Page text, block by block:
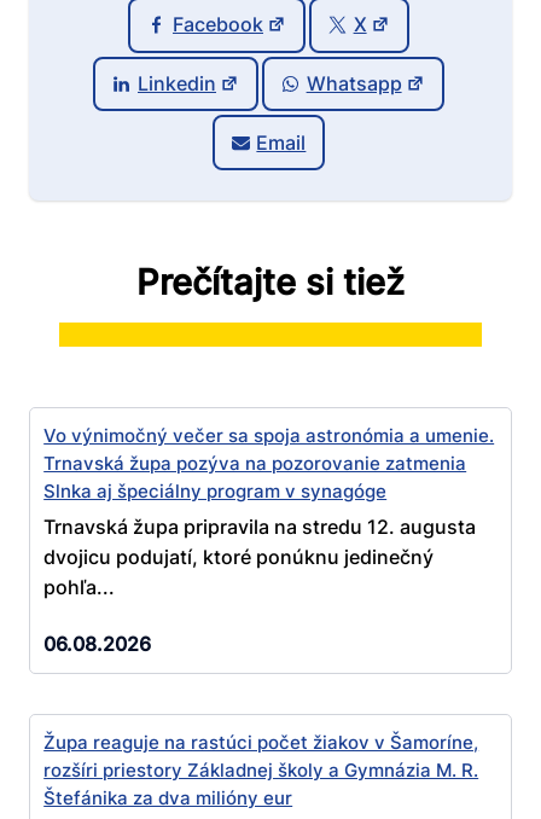
Facebook X
Linkedin Whatsapp
Email
Prečítajte si tiež
Vo výnimočný večer sa spoja astronómia a umenie.
Trnavská župa pozýva na pozorovanie zatmenia
Slnka aj špeciálny program v synagóge
Trnavská župa pripravila na stredu 12. augusta
dvojicu podujatí, ktoré ponúknu jedinečný
pohľa...
06.08.2026
Župa reaguje na rastúci počet žiakov v Šamoríne,
rozšíri priestory Základnej školy a Gymnázia M. R.
Štefánika za dva milióny eur